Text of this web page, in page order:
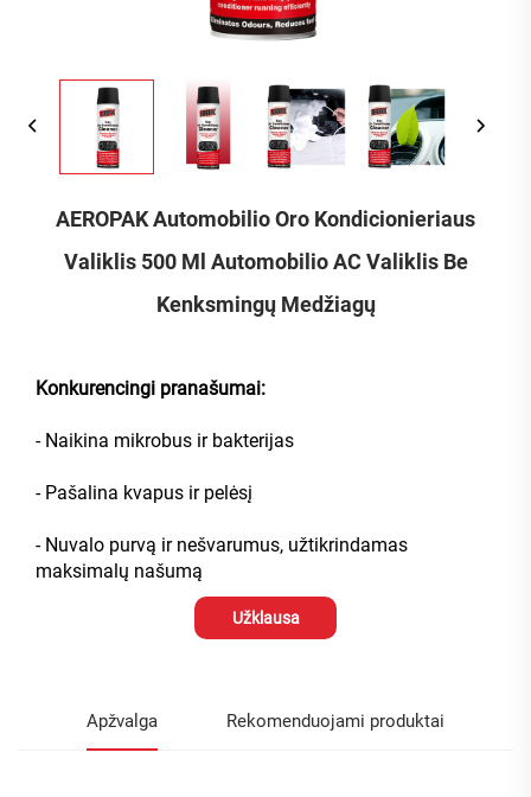
AEROPAK Automobilio Oro Kondicionieriaus
Valiklis 500 Ml Automobilio AC Valiklis Be
Kenksmingų Medžiagų
Konkurencingi pranašumai:
- Naikina mikrobus ir bakterijas
- Pašalina kvapus ir pelėsį
- Nuvalo purvą ir nešvarumus, užtikrindamas
maksimalų našumą
Užklausa
Apžvalga Rekomenduojami produktai